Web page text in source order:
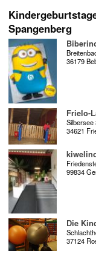
Spangenberg
36179
Frielo-
Silbersee
34621
99834
Die
37124